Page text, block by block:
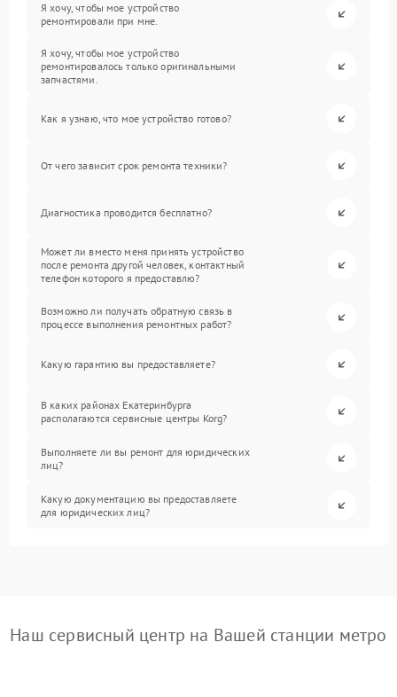
Я хочу, чтобы мое устройство
ремонтировали при мне.
Я хочу, чтобы мое устройство
ремонтировалось только оригинальными
запчастями.
Как я узнаю, что мое устройство готово?
От чего зависит срок ремонта техники?
Диагностика проводится бесплатно?
Может ли вместо меня принять устройство
после ремонта другой человек, контактный
телефон которого я предоставлю?
Возможно ли получать обратную связь в
процессе выполнения ремонтных работ?
Какую гарантию вы предоставляете?
В каких районах Екатеринбурга
располагаются сервисные центры Korg?
Выполняете ли вы ремонт для юридических
лиц?
Какую документацию вы предоставляете
для юридических лиц?
Наш сервисный центр на Вашей станции метро